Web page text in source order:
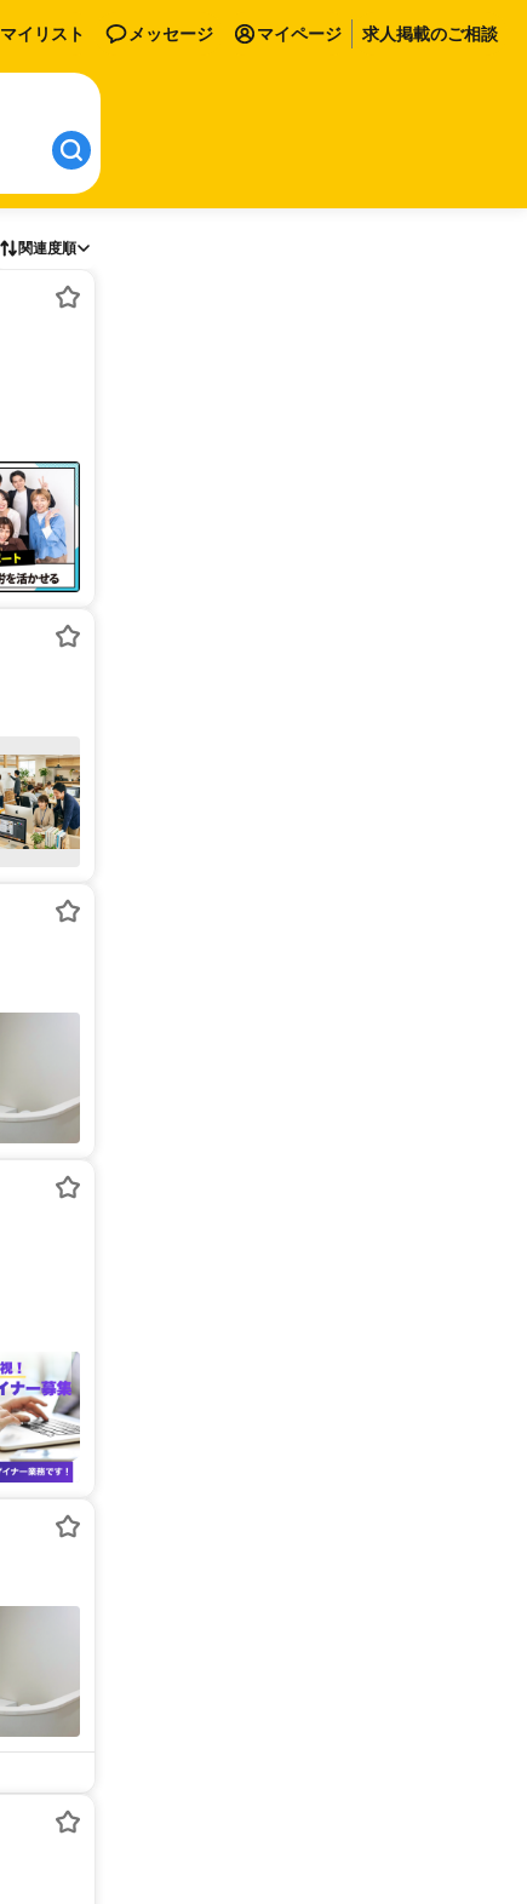
マイリスト メッセージ マイページ 求人掲載のご相談
関連度順